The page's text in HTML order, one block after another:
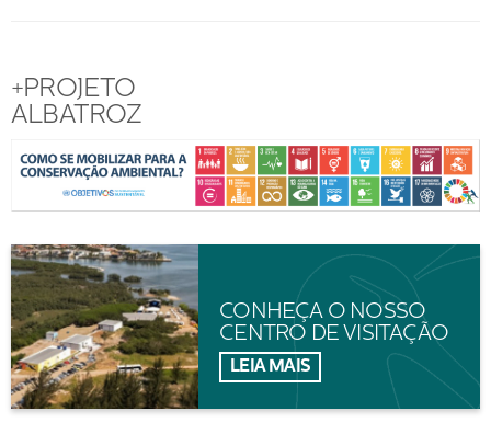
+PROJETO
ALBATROZ
CONHEÇA O NOSSO
CENTRO DE VISITAÇÃO
LEIA MAIS